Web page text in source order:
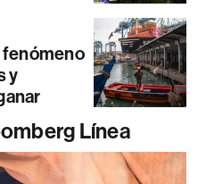
fenómeno
y
Línea